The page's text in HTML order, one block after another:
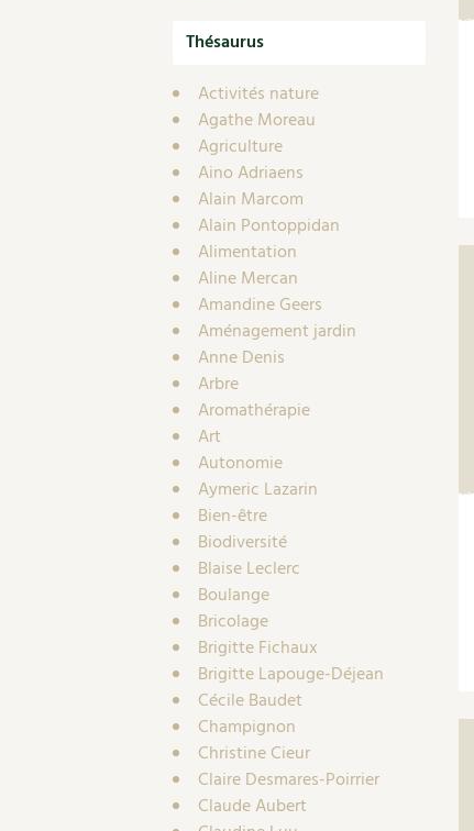
Thésaurus
Activités nature
Agathe Moreau
Agriculture
Aino Adriaens
Alain Marcom
Alain Pontoppidan
Alimentation
Aline Mercan
Amandine Geers
Aménagement jardin
Anne Denis
Arbre
Aromathérapie
Art
Autonomie
Aymeric Lazarin
Bien-être
Biodiversité
Blaise Leclerc
Boulange
Bricolage
Brigitte Fichaux
Brigitte Lapouge-Déjean
Cécile Baudet
Champignon
Christine Cieur
Claire Desmares-Poirrier
Claude Aubert